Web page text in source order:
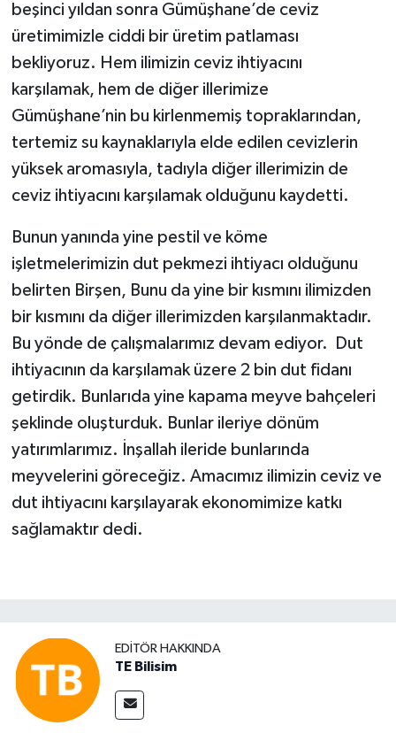
beşinci yıldan sonra Gümüşhane’de ceviz
üretimimizle ciddi bir üretim patlaması
bekliyoruz. Hem ilimizin ceviz ihtiyacını
karşılamak, hem de diğer illerimize
Gümüşhane’nin bu kirlenmemiş topraklarından,
tertemiz su kaynaklarıyla elde edilen cevizlerin
yüksek aromasıyla, tadıyla diğer illerimizin de
ceviz ihtiyacını karşılamak olduğunu kaydetti.
Bunun yanında yine pestil ve köme
işletmelerimizin dut pekmezi ihtiyacı olduğunu
belirten Birşen, Bunu da yine bir kısmını ilimizden
bir kısmını da diğer illerimizden karşılanmaktadır.
Bu yönde de çalışmalarımız devam ediyor. Dut
ihtiyacının da karşılamak üzere 2 bin dut fidanı
getirdik. Bunlarıda yine kapama meyve bahçeleri
şeklinde oluşturduk. Bunlar ileriye dönüm
yatırımlarımız. İnşallah ileride bunlarında
meyvelerini göreceğiz. Amacımız ilimizin ceviz ve
dut ihtiyacını karşılayarak ekonomimize katkı
sağlamaktır dedi.
EDITÖR HAKKINDA
TE Bilisim